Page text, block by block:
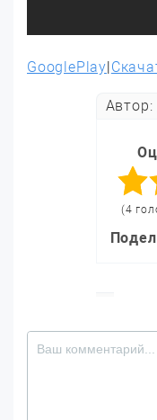
GooglePlay
Автор:
(4